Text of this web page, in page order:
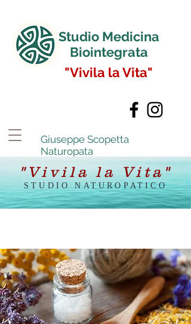
Studio Medicina
Biointegrata
"Vivila la Vita"
Giuseppe Scopetta
Naturopata
"Vivila la Vita"
STUDIO NATUROPATICO